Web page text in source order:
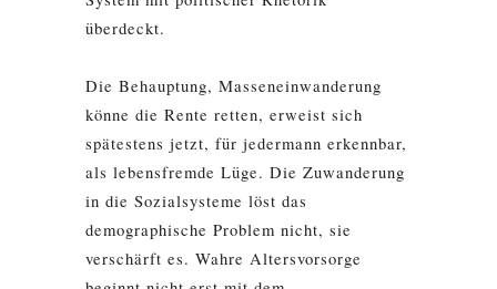
überdeckt.
Die Behauptung, Masseneinwanderung
könne die Rente retten, erweist sich
spätestens jetzt, für jedermann erkennbar,
als lebensfremde Lüge. Die Zuwanderung
in die Sozialsysteme löst das
demographische Problem nicht, sie
verschärft es. Wahre Altersvorsorge